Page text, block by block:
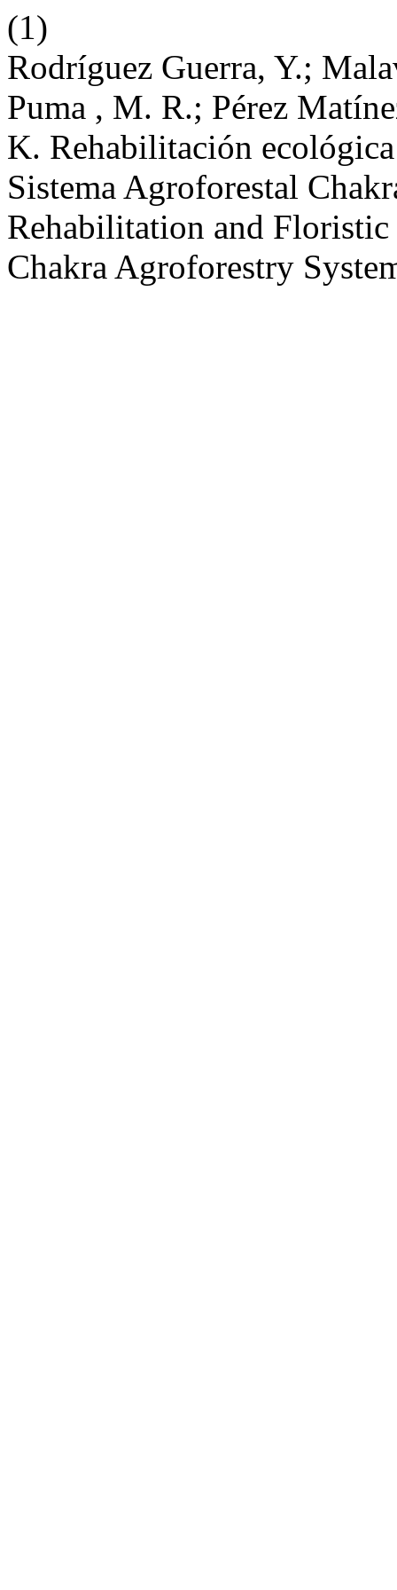
(1)
Rodríguez Guerra, Y.;
Puma , M. R.; Pérez
K. Rehabilitación
Sistema Agroforestal
Rehabilitation and
Chakra Agroforestry